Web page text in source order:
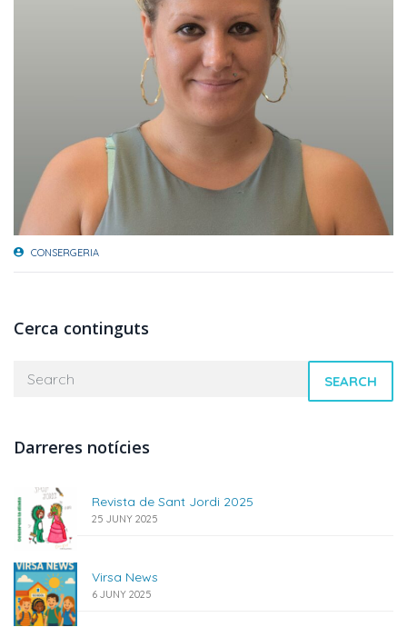
CONSERGERIA
Cerca continguts
SEARCH
Darreres notícies
Revista de Sant Jordi 2025
25 JUNY 2025
Virsa News
6 JUNY 2025